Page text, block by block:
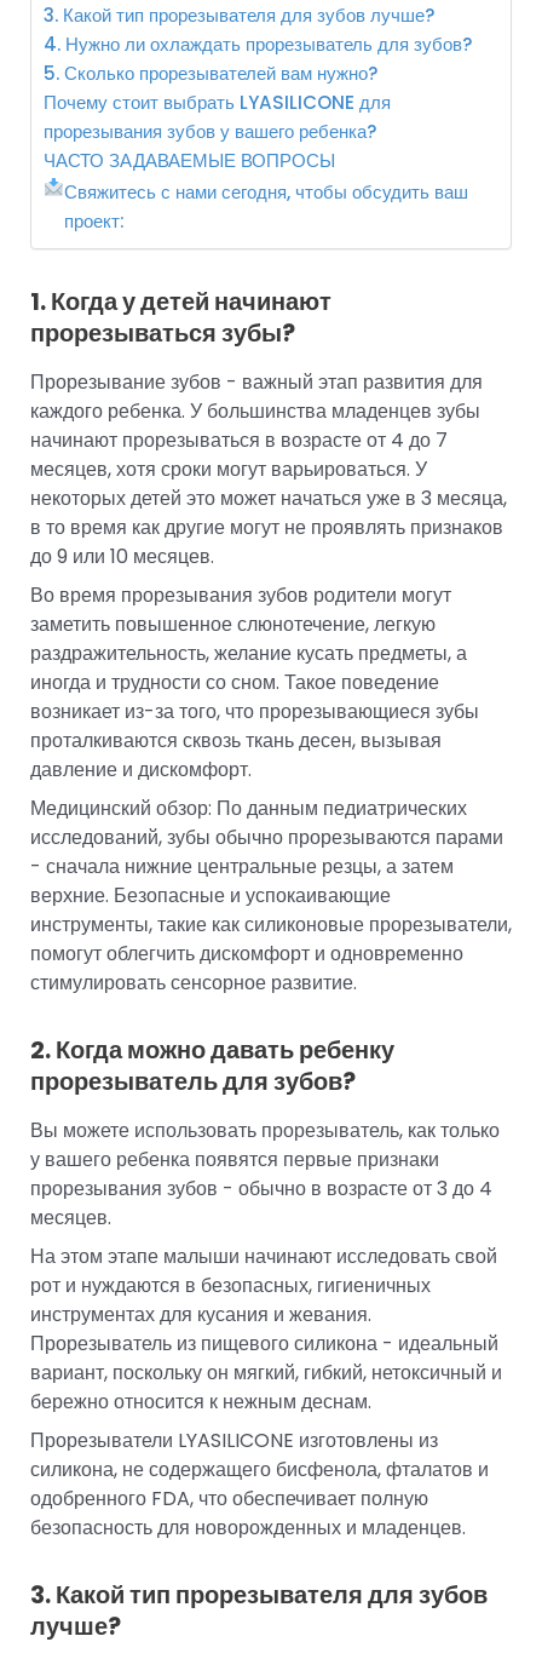
3. Какой тип прорезывателя для зубов лучше?
4. Нужно ли охлаждать прорезыватель для зубов?
5. Сколько прорезывателей вам нужно?
Почему стоит выбрать LYASILICONE для
прорезывания зубов у вашего ребенка?
ЧАСТО ЗАДАВАЕМЫЕ ВОПРОСЫ
Свяжитесь с нами сегодня, чтобы обсудить ваш
проект:
1. Когда у детей начинают
прорезываться зубы?
Прорезывание зубов - важный этап развития для
каждого ребенка. У большинства младенцев зубы
начинают прорезываться в возрасте от 4 до 7
месяцев, хотя сроки могут варьироваться. У
некоторых детей это может начаться уже в 3 месяца,
в то время как другие могут не проявлять признаков
до 9 или 10 месяцев.
Во время прорезывания зубов родители могут
заметить повышенное слюнотечение, легкую
раздражительность, желание кусать предметы, а
иногда и трудности со сном. Такое поведение
возникает из-за того, что прорезывающиеся зубы
проталкиваются сквозь ткань десен, вызывая
давление и дискомфорт.
Медицинский обзор: По данным педиатрических
исследований, зубы обычно прорезываются парами
- сначала нижние центральные резцы, а затем
верхние. Безопасные и успокаивающие
инструменты, такие как силиконовые прорезыватели,
помогут облегчить дискомфорт и одновременно
стимулировать сенсорное развитие.
2. Когда можно давать ребенку
прорезыватель для зубов?
Вы можете использовать прорезыватель, как только
у вашего ребенка появятся первые признаки
прорезывания зубов - обычно в возрасте от 3 до 4
месяцев.
На этом этапе малыши начинают исследовать свой
рот и нуждаются в безопасных, гигиеничных
инструментах для кусания и жевания.
Прорезыватель из пищевого силикона - идеальный
вариант, поскольку он мягкий, гибкий, нетоксичный и
бережно относится к нежным деснам.
Прорезыватели LYASILICONE изготовлены из
силикона, не содержащего бисфенола, фталатов и
одобренного FDA, что обеспечивает полную
безопасность для новорожденных и младенцев.
3. Какой тип прорезывателя для зубов
лучше?